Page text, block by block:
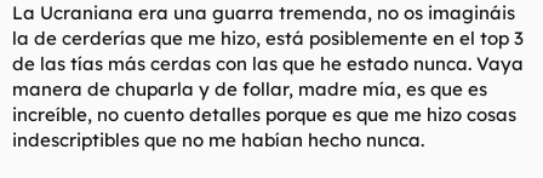
La Ucraniana era una guarra tremenda, no os imagináis
la de cerderías que me hizo, está posiblemente en el top 3
de las tías más cerdas con las que he estado nunca. Vaya
manera de chuparla y de follar, madre mía, es que es
increíble, no cuento detalles porque es que me hizo cosas
indescriptibles que no me habían hecho nunca.